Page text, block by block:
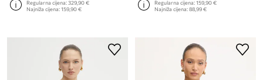
Regularna cijena:329,90 €
Najniža cijena:159,90 €
Regularna cijena:159,90 €
Najniža cijena:88,99 €